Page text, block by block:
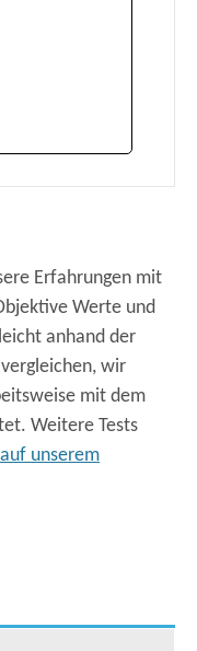
Erfahrungen mit
Werte und
anhand der
wir
mit dem
Weitere Tests
auf unserem